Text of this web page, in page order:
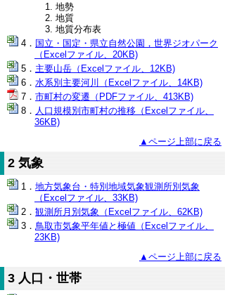
地勢
地質
地質分布表
国立・国定・県立自然公園，世界ジオパーク
（Excelファイル、20KB)
主要山岳（Excelファイル、12KB)
水系別主要河川（Excelファイル、14KB)
市町村の変遷（PDFファイル、413KB)
人口規模別市町村の推移（Excelファイル、
36KB)
▲ページ上部に戻る
2 気象
地方気象台・特別地域気象観測所別気象
（Excelファイル、33KB)
観測所月別気象（Excelファイル、62KB)
鳥取市気象平年値と極値（Excelファイル、
23KB)
▲ページ上部に戻る
3 人口・世帯